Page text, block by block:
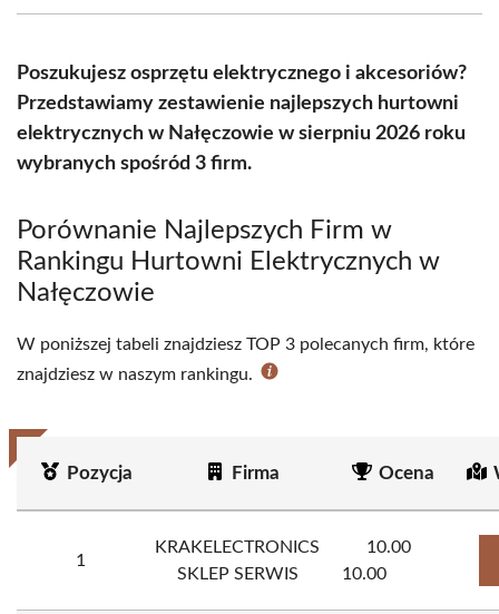
(Twitter)
Poszukujesz osprzętu elektrycznego i akcesoriów?
Przedstawiamy zestawienie najlepszych hurtowni
elektrycznych w Nałęczowie w sierpniu 2026 roku
wybranych spośród 3 firm.
Porównanie Najlepszych Firm w
Rankingu Hurtowni Elektrycznych w
Nałęczowie
W poniższej tabeli znajdziesz TOP 3 polecanych firm, które
znajdziesz w naszym rankingu.
Pozycja Firma Ocena
1
KRAKELECTRONICS
SKLEP SERWIS
10.00
10.00